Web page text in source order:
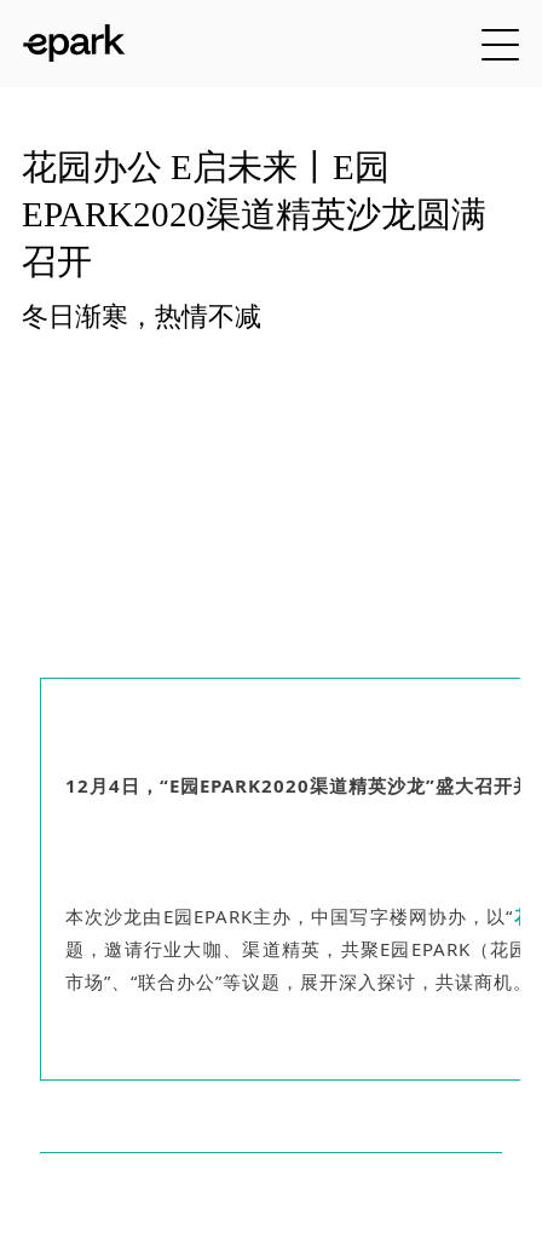
花园办公 E启未来丨E园
EPARK2020渠道精英沙龙圆满
召开
冬日渐寒，热情不减
12月4日，“E园EPARK2020渠道精英沙龙”盛大召开并
本次沙龙由E园EPARK主办，中国写字楼网协办，以“花
题，邀请行业大咖、渠道精英，共聚E园EPARK（花园
市场”、“联合办公”等议题，展开深入探讨，共谋商机。